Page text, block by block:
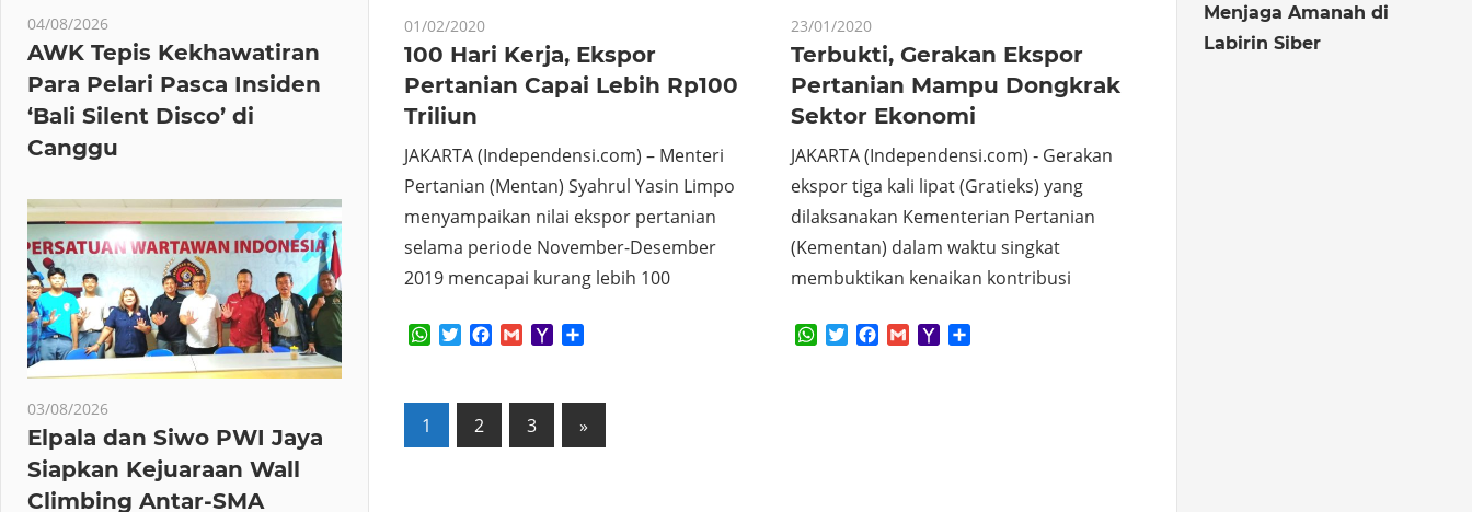
01/02/2020
100 Hari Kerja, Ekspor
Pertanian Capai Lebih Rp100
Triliun
JAKARTA (Independensi.com) – Menteri
Pertanian (Mentan) Syahrul Yasin Limpo
menyampaikan nilai ekspor pertanian
selama periode November-Desember
2019 mencapai kurang lebih 100
WhatsApp
TwitterFacebook
GmailYahoo
23/01/2020
Terbukti, Gerakan Ekspor
Pertanian Mampu Dongkrak
Sektor Ekonomi
JAKARTA (Independensi.com) ‐ Gerakan
ekspor tiga kali lipat (Gratieks) yang
dilaksanakan Kementerian Pertanian
(Kementan) dalam waktu singkat
membuktikan kenaikan kontribusi
WhatsApp
TwitterFacebook
GmailYahoo
Posts
1 2 3
Next
Posts
»
04/08/2026
AWK Tepis Kekhawatiran
Para Pelari Pasca Insiden
‘Bali Silent Disco’ di
Canggu
03/08/2026
Elpala dan Siwo PWI Jaya
Siapkan Kejuaraan Wall
Climbing Antar-SMA
Menjaga Amanah di
Labirin Siber